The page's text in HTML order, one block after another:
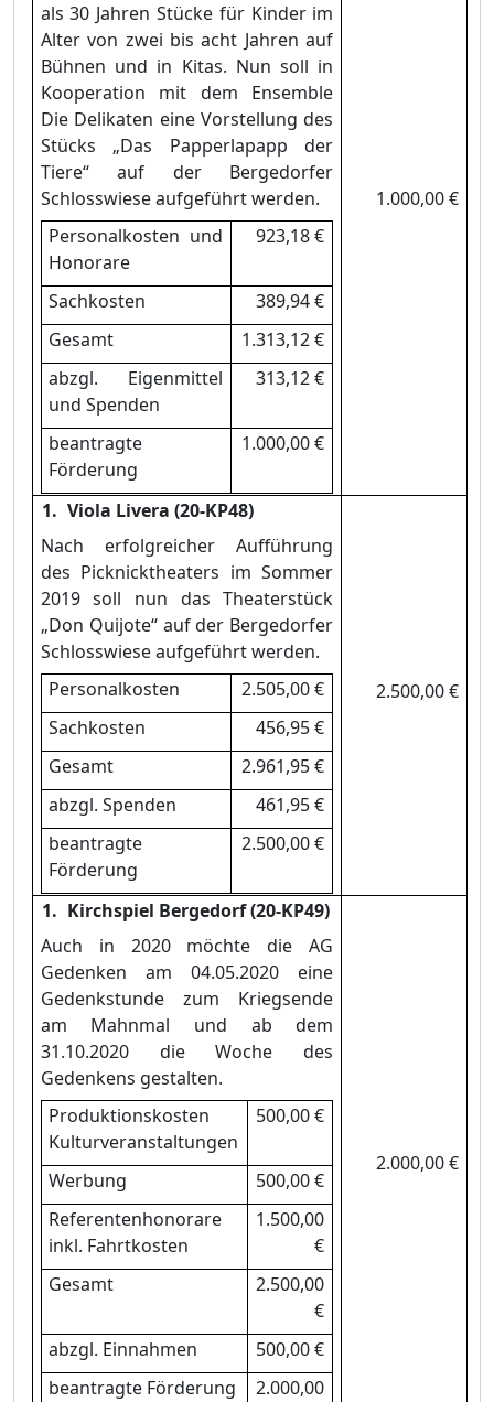
als 30 Jahren Stücke für Kinder im
Alter von zwei bis acht Jahren auf
Bühnen und in Kitas. Nun soll in
Kooperation mit dem Ensemble
Die Delikaten eine Vorstellung des
Stücks „Das Papperlapapp der
Tiere“auf der Bergedorfer
Schlosswiese aufgeführt werden.
Personalkosten und
Honorare
923,18 €
Sachkosten
389,94 €
Gesamt
1.313,12 €
abzgl. Eigenmittel
und Spenden
313,12 €
beantragte
Förderung
1.000,00 €
1.000,00 €
Viola Livera (20-KP48)
Nach erfolgreicher Aufführung
des Picknicktheaters im Sommer
2019 soll nun das Theaterstück
„Don Quijote“auf der Bergedorfer
Schlosswiese aufgeführt werden.
Personalkosten
2.505,00 €
Sachkosten
456,95 €
Gesamt
2.961,95 €
abzgl. Spenden
461,95 €
beantragte
Förderung
2.500,00 €
2.500,00 €
Kirchspiel Bergedorf (20-KP49)
Auch in 2020 möchte die AG
Gedenken am 04.05.2020 eine
Gedenkstunde zum Kriegsende
am Mahnmal und ab dem
31.10.2020 die Woche des
Gedenkens gestalten.
Produktionskosten
Kulturveranstaltungen
500,00 €
Werbung
500,00 €
Referentenhonorare
inkl. Fahrtkosten
1.500,00
€
Gesamt
2.500,00
€
abzgl. Einnahmen
500,00 €
beantragte Förderung
2.000,00
2.000,00 €